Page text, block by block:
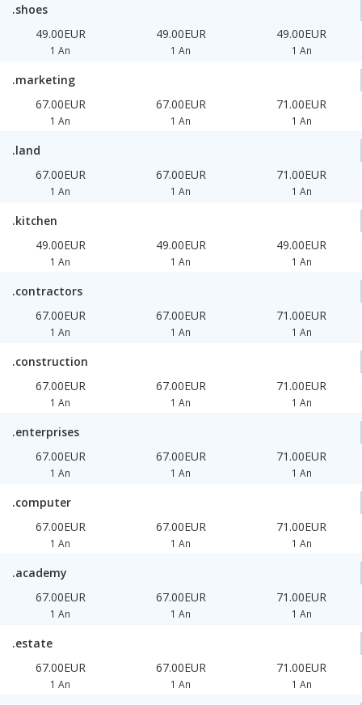
.shoes
49.00EUR
1 An
49.00EUR
1 An
49.00EUR
1 An
.marketing
67.00EUR
1 An
67.00EUR
1 An
71.00EUR
1 An
.land
67.00EUR
1 An
67.00EUR
1 An
71.00EUR
1 An
.kitchen
49.00EUR
1 An
49.00EUR
1 An
49.00EUR
1 An
.contractors
67.00EUR
1 An
67.00EUR
1 An
71.00EUR
1 An
.construction
67.00EUR
1 An
67.00EUR
1 An
71.00EUR
1 An
.enterprises
67.00EUR
1 An
67.00EUR
1 An
71.00EUR
1 An
.computer
67.00EUR
1 An
67.00EUR
1 An
71.00EUR
1 An
.academy
67.00EUR
1 An
67.00EUR
1 An
71.00EUR
1 An
.estate
67.00EUR
1 An
67.00EUR
1 An
71.00EUR
1 An